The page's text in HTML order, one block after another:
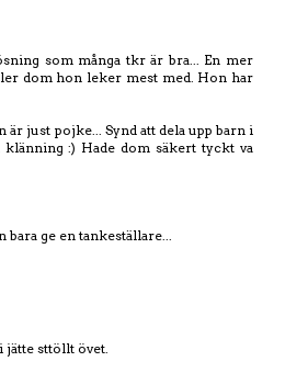
som många tkr är bra... En mer
dom hon leker mest med. Hon har
just pojke... Synd att dela upp barn i
:) Hade dom säkert tyckt va
ge en tankeställare...
sttöllt övet.